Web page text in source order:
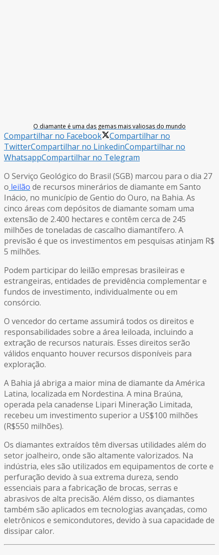
O diamante é uma das gemas mais valiosas do mundo
Compartilhar no Facebook
Compartilhar no
TwitterCompartilhar no LinkedinCompartilhar no
WhatsappCompartilhar no Telegram
O Serviço Geológico do Brasil (SGB) marcou para o dia 27
o leilão de recursos minerários de diamante em Santo
Inácio, no município de Gentio do Ouro, na Bahia. As
cinco áreas com depósitos de diamante somam uma
extensão de 2.400 hectares e contêm cerca de 245
milhões de toneladas de cascalho diamantífero. A
previsão é que os investimentos em pesquisas atinjam R$
5 milhões.
Podem participar do leilão empresas brasileiras e
estrangeiras, entidades de previdência complementar e
fundos de investimento, individualmente ou em
consórcio.
O vencedor do certame assumirá todos os direitos e
responsabilidades sobre a área leiloada, incluindo a
extração de recursos naturais. Esses direitos serão
válidos enquanto houver recursos disponíveis para
exploração.
A Bahia já abriga a maior mina de diamante da América
Latina, localizada em Nordestina. A mina Braúna,
operada pela canadense Lipari Mineração Limitada,
recebeu um investimento superior a US$100 milhões
(R$550 milhões).
Os diamantes extraídos têm diversas utilidades além do
setor joalheiro, onde são altamente valorizados. Na
indústria, eles são utilizados em equipamentos de corte e
perfuração devido à sua extrema dureza, sendo
essenciais para a fabricação de brocas, serras e
abrasivos de alta precisão. Além disso, os diamantes
também são aplicados em tecnologias avançadas, como
eletrônicos e semicondutores, devido à sua capacidade de
dissipar calor.